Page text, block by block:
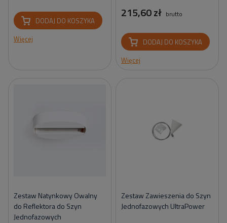
DODAJ DO KOSZYKA
Więcej
215,60 zł brutto
DODAJ DO KOSZYKA
Więcej
Zestaw Natynkowy Owalny
do Reflektora do Szyn
Jednofazowych
Zestaw Zawieszenia do Szyn
Jednofazowych UltraPower